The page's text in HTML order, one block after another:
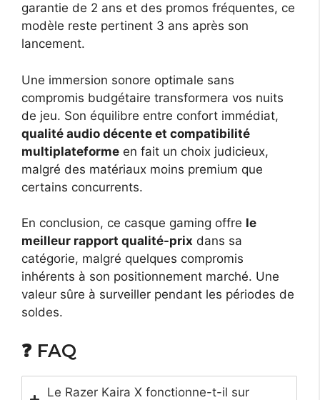
garantie de 2 ans et des promos fréquentes, ce
modèle reste pertinent 3 ans après son
lancement.
Une immersion sonore optimale sans
compromis budgétaire transformera vos nuits
de jeu. Son équilibre entre confort immédiat,
qualité audio décente et compatibilité
multiplateforme en fait un choix judicieux,
malgré des matériaux moins premium que
certains concurrents.
En conclusion, ce casque gaming offre le
meilleur rapport qualité-prix dans sa
catégorie, malgré quelques compromis
inhérents à son positionnement marché. Une
valeur sûre à surveiller pendant les périodes de
soldes.
❓ FAQ
Le Razer Kaira X fonctionne-t-il sur